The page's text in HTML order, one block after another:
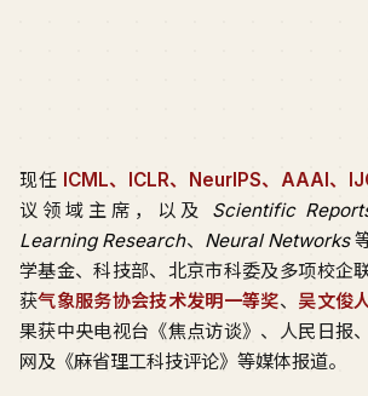
现任 ICML、ICLR、NeurIPS、AAAI、
议领域主席，以及 Scientific
Learning Research、 Neural Networks
学基金、科技部、北京市科委及多项校企
获气象服务协会技术发明一等奖、 吴文俊
果获中央电视台《焦点访谈》、人民日报
网及《麻省理工科技评论》等媒体报道。